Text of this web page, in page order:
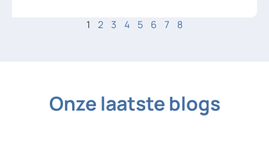
1 2 3 4 5 6 7 8
Onze laatste blogs